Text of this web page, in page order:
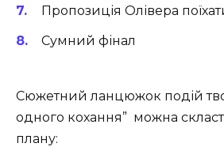
Пропозиція Олівера
Сумний фінал
Сюжетний ланцюжок подій
одного кохання” можна
плану: